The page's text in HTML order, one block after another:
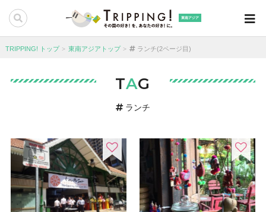
東南アジア
TRIPPING! トップ 東南アジアトップ ランチ(2ページ目)
TAG
ランチ